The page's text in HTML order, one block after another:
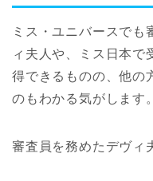
ミス・ユニバースでも
ィ夫人や、ミス日本で
得できるものの、他の
のもわかる気がします。
審査員を務めたデヴィ